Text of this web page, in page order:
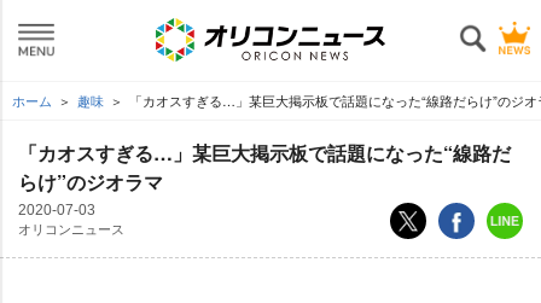
ホーム 趣味 「カオスすぎる…」某巨大掲示板で話題になった“線路だらけ”のジ
「カオスすぎる…」某巨大掲示板で話題になった“線路だ
らけ”のジオラマ
2020-07-03
オリコンニュース